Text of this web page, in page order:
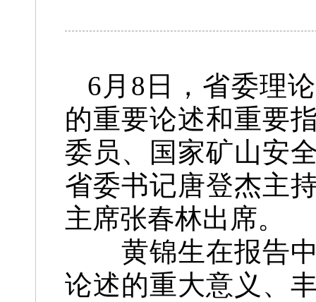
6月8日，省委理
的重要论述和重要
委员、国家矿山安
省委书记唐登杰主
主席张春林出席。
黄锦生在报告中
论述的重大意义、